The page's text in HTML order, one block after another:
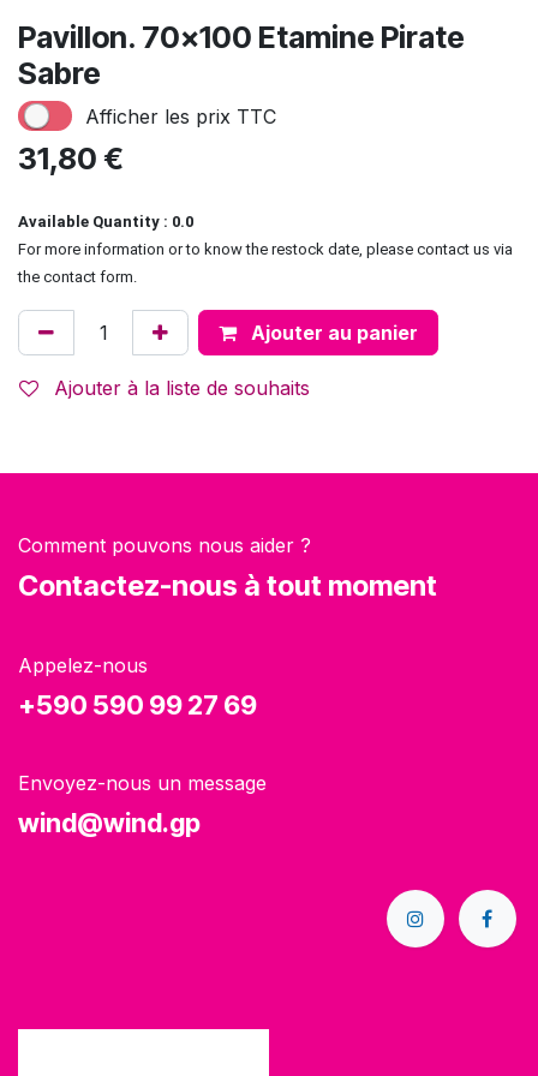
Pavillon. 70x100 Etamine Pirate
Sabre
Afficher les prix TTC
31,80 €
Available Quantity : 0.0
For more information or to know the restock date, please contact us via
the contact form.
Ajouter au panier
Ajouter à la liste de souhaits
Comment pouvons nous aider ?
Contactez-nous à tout moment
Appelez-nous
+590 590 99 27 69
Envoyez-nous un message
wind@wind.gp